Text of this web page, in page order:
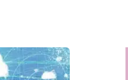
ามเสียหายต่อชื่อเสียง
องคำกล่าวหาที่เป็นการใส่ร้าย